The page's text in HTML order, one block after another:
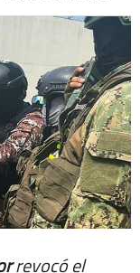
revocó el